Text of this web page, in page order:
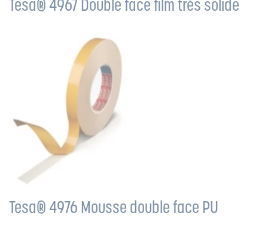
Tesa® 4967 Double face film très solide
Tesa® 4976 Mousse double face PU